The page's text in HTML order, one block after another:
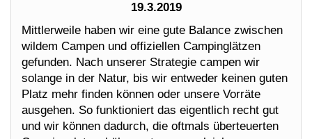
19.3.2019
Mittlerweile haben wir eine gute Balance zwischen
wildem Campen und offiziellen Campinglätzen
gefunden. Nach unserer Strategie campen wir
solange in der Natur, bis wir entweder keinen guten
Platz mehr finden können oder unsere Vorräte
ausgehen. So funktioniert das eigentlich recht gut
und wir können dadurch, die oftmals überteuerten